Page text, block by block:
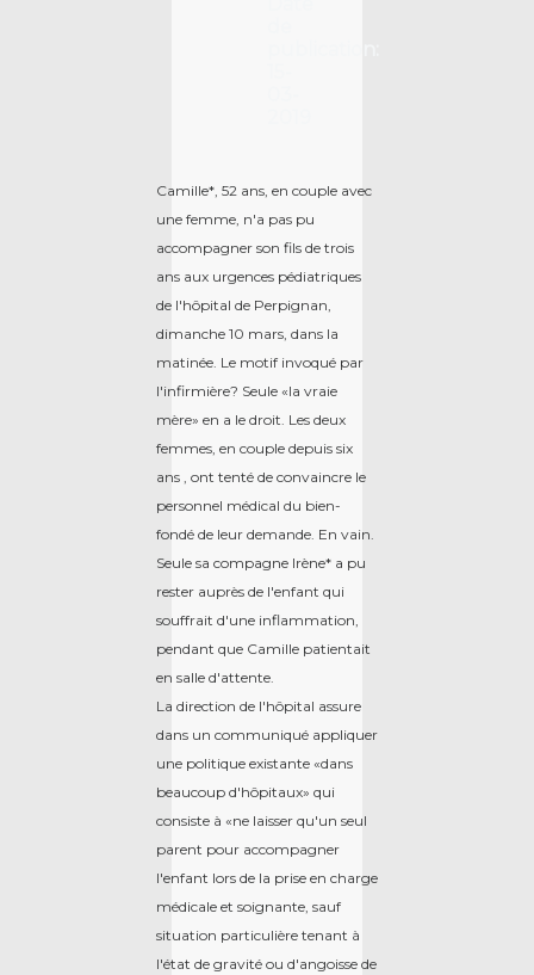
Camille*, 52 ans, en couple avec
une femme, n'a pas pu
accompagner son fils de trois
ans aux urgences pédiatriques
de l'hôpital de Perpignan,
dimanche 10 mars, dans la
matinée. Le motif invoqué par
l'infirmière? Seule «la vraie
mère» en a le droit. Les deux
femmes, en couple depuis six
ans , ont tenté de convaincre le
personnel médical du bien-
fondé de leur demande. En vain.
Seule sa compagne Irène* a pu
rester auprès de l'enfant qui
souffrait d'une inflammation,
pendant que Camille patientait
en salle d'attente.
La direction de l'hôpital assure
dans un communiqué appliquer
une politique existante «dans
beaucoup d'hôpitaux» qui
consiste à «ne laisser qu'un seul
parent pour accompagner
l'enfant lors de la prise en charge
médicale et soignante, sauf
situation particulière tenant à
l'état de gravité ou d'angoisse de